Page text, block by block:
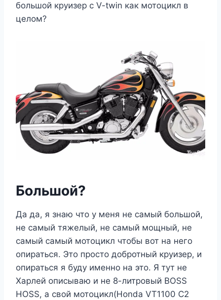
большой круизер с V-twin как мотоцикл в
целом?
Большой?
Да да, я знаю что у меня не самый большой,
не самый тяжелый, не самый мощный, не
самый самый мотоцикл чтобы вот на него
опираться. Это просто добротный круизер, и
опираться я буду именно на это. Я тут не
Харлей описываю и не 8-литровый BOSS
HOSS, а свой мотоцикл(Honda VT1100 C2